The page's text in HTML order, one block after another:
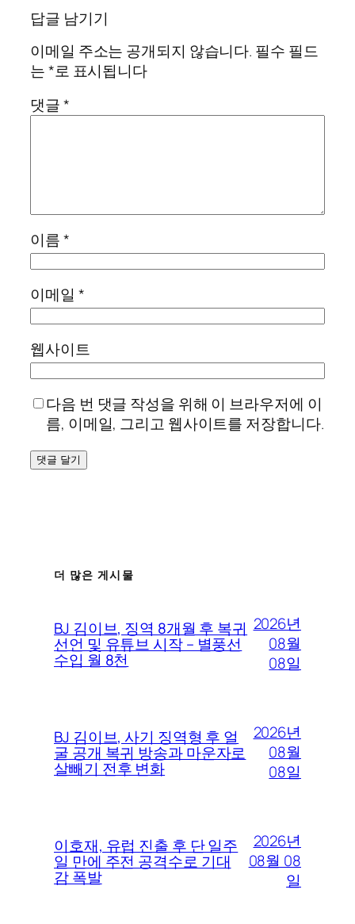
답글 남기기
이메일 주소는 공개되지 않습니다. 필수 필드
는*로 표시됩니다
댓글*
이름*
이메일 *
웹사이트
다음 번 댓글 작성을 위해 이 브라우저에 이
름, 이메일, 그리고 웹사이트를 저장합니다.
더 많은 게시물
BJ 김이브, 징역 8개월 후 복귀
선언 및 유튜브 시작 – 별풍선
수입 월 8천
2026년
08월
08일
BJ 김이브, 사기 징역형 후 얼
굴 공개 복귀 방송과 마운자로
살빼기 전후 변화
2026년
08월
08일
이호재, 유럽 진출 후 단 일주
일 만에 주전 공격수로 기대
감 폭발
2026년
08월 08
일